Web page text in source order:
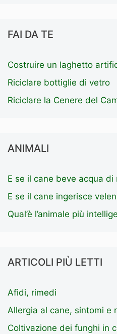
FAI DA TE
Costruire un laghetto
Riciclare bottiglie di vetro
Riciclare la Cenere del
ANIMALI
E se il cane beve acqua di
E se il cane ingerisce
Qual’è l’animale più
ARTICOLI PIÙ LETTI
Afidi, rimedi
Allergia al cane, sintomi e
Coltivazione dei funghi in